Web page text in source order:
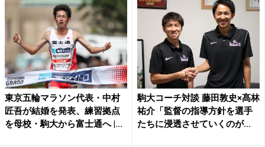
東京五輪マラソン代表・中村
匠吾が結婚を発表、練習拠点
を母校・駒大から富士通へ |...
駒大コーチ対談 藤田敦史×髙林
祐介「監督の指導方針を選手
たちに浸透させていくのが...